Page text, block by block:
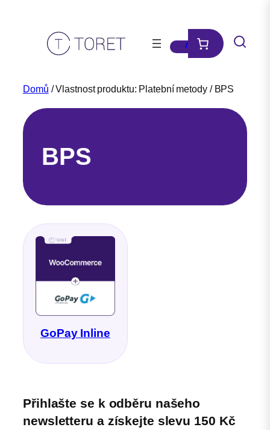
Domů / Vlastnost produktu: Platební metody / BPS
BPS
GoPay Inline
Přihlašte se k odběru našeho
newsletteru a získejte slevu 150 Kč